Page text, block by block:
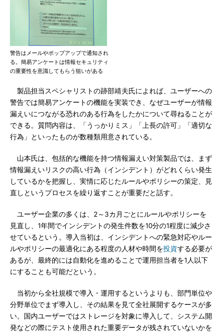
警告はメールやポップアップで通知され
る。簡易アンケートは情報セキュリティ
の重要性を意識してもらう狙いがある
製品担当スペシャリストの跡部靖夫氏によれば、ユーザーへの
警告では簡易アンケートの機能を実装でき、なぜユーザーが情報
漏えいにつながる恐れのある行為をしたかについて尋ねることが
できる。質問内容は、「うっかりミス」「上長の許可」「適切な
行為」といったものが数種類用意されている。
山本氏は、包括的な機能を持つ情報漏えい対策製品では、まず
情報漏えいリスクの高い行為（インシデント）がどれくらい発生
しているかを把握し、実情に応じたルールやポリシーの策定、見
直しというプロセスを繰り返すことが重要だと話す。
ユーザー企業の多くは、2～3カ月ごとにルールやポリシーを
見直し、1年間でインシデントの発生件数を10分の1程度に減少さ
せているという。導入当初は、インシデントへの緊急対応やルー
ルやポリシーの最適化にある程度の人材や時間を投資する必要が
あるが、最終的には自動化を進めることで運用担当者を1人以下
にすることも可能だという。
当初から全社規模で導入・運用するというよりも、部門単位や
分野単位でまず導入し、その結果を見て全社展開するケースが多
い。国内ユーザーではストレージを対象に導入して、システム開
発などの際にテスト使用された重要データが残されていないかを